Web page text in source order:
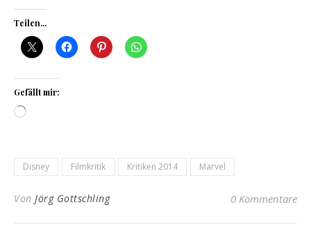
Teilen...
Gefällt mir:
Wird geladen …
Disney Filmkritik Kritiken 2014 Marvel
Von Jörg Gottschling 0 Kommentare